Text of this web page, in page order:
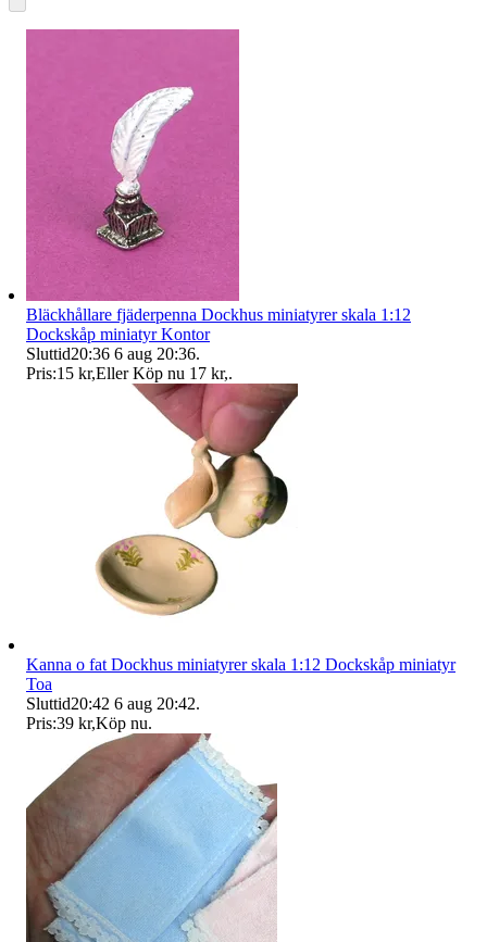
Bläckhållare fjäderpenna Dockhus miniatyrer skala 1:12
Dockskåp miniatyr Kontor
Sluttid20:36 6 aug 20:36.
Pris:15 kr,Eller Köp nu 17 kr,.
Kanna o fat Dockhus miniatyrer skala 1:12 Dockskåp miniatyr
Toa
Sluttid20:42 6 aug 20:42.
Pris:39 kr,Köp nu.